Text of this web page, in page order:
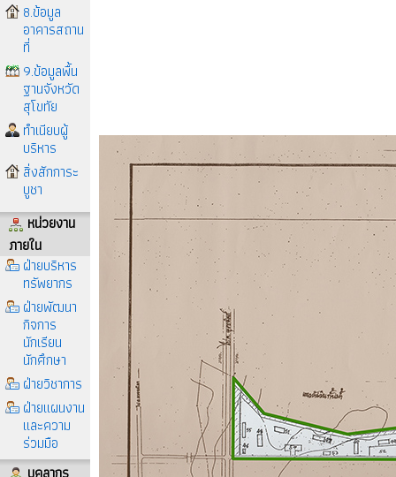
8.ข้อมูล
อาคารสถาน
ที่
9.ข้อมูลพื้น
ฐานจังหวัด
สุโขทัย
ทำเนียบผู้
บริหาร
สิ่งสักการะ
บูชา
หน่วยงาน
ภายใน
ฝ่ายบริหาร
ทรัพยากร
ฝ่ายพัฒนา
กิจการ
นักเรียน
นักศึกษา
ฝ่ายวิชาการ
ฝ่ายแผนงาน
และความ
ร่วมมือ